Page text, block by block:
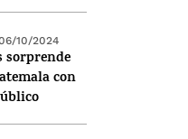
10/2024
sorprende
con